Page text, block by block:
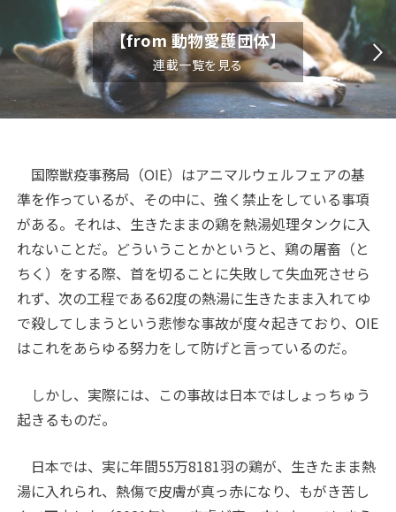
【from 動物愛護団体】
連載一覧を見る
国際獣疫事務局（OIE）はアニマルウェルフェアの基
準を作っているが、その中に、強く禁止をしている事項
がある。それは、生きたままの鶏を熱湯処理タンクに入
れないことだ。どういうことかというと、鶏の屠畜（と
ちく）をする際、首を切ることに失敗して失血死させら
れず、次の工程である62度の熱湯に生きたまま入れてゆ
で殺してしまうという悲惨な事故が度々起きており、OIE
はこれをあらゆる努力をして防げと言っているのだ。
しかし、実際には、この事故は日本ではしょっちゅう
起きるものだ。
日本では、実に年間55万8181羽の鶏が、生きたまま熱
湯に入れられ、熱傷で皮膚が真っ赤になり、もがき苦し